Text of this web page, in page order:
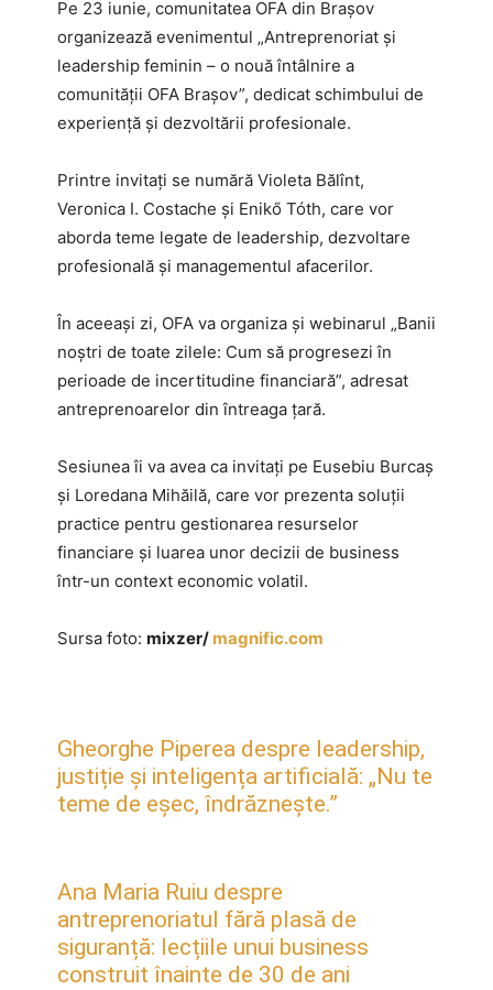
Pe 23 iunie, comunitatea OFA din Brașov
organizează evenimentul „Antreprenoriat și
leadership feminin – o nouă întâlnire a
comunității OFA Brașov”, dedicat schimbului de
experiență și dezvoltării profesionale.
Printre invitați se numără Violeta Bălînt,
Veronica I. Costache și Enikő Tóth, care vor
aborda teme legate de leadership, dezvoltare
profesională și managementul afacerilor.
În aceeași zi, OFA va organiza și webinarul „Banii
noștri de toate zilele: Cum să progresezi în
perioade de incertitudine financiară”, adresat
antreprenoarelor din întreaga țară.
Sesiunea îi va avea ca invitați pe Eusebiu Burcaș
și Loredana Mihăilă, care vor prezenta soluții
practice pentru gestionarea resurselor
financiare și luarea unor decizii de business
într-un context economic volatil.
Sursa foto: mixzer/ magnific.com
Gheorghe Piperea despre leadership,
justiție și inteligența artificială: „Nu te
teme de eșec, îndrăznește.”
Ana Maria Ruiu despre
antreprenoriatul fără plasă de
siguranță: lecțiile unui business
construit înainte de 30 de ani